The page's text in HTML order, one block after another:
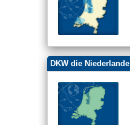
DKW die Niederlande